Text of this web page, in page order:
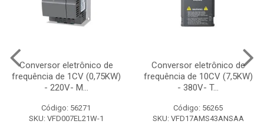
Conversor eletrônico de
frequência de 1CV (0,75KW)
- 220V- M...
Código: 56271
SKU: VFD007EL21W-1
Conversor eletrônico de
frequência de 10CV (7,5KW)
- 380V- T...
Código: 56265
SKU: VFD17AMS43ANSAA